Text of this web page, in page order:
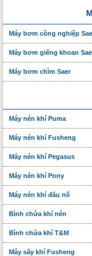
Máy bơm công nghiệp
Máy bơm giếng khoan
Máy bơm chìm Saer
Máy nén khí Puma
Máy nén khí Fusheng
Máy nén khí Pegasus
Máy nén khí Pony
Máy nén khí đầu nổ
Bình chứa khí nén
Bình chứa khí T&M
Máy sấy khí Fusheng